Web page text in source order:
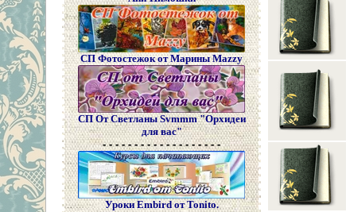
СП Фотостежок от Марины Mazzy
СП От Светланы Svmmm "Орхидеи
для вас"
- - - - - - - - - - - - - - - - - - -
Уроки Embird от Tonito.